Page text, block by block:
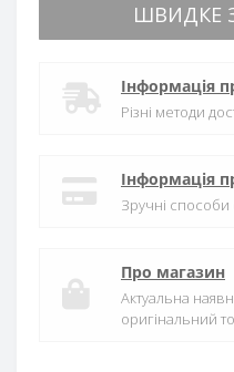
ШВИДКЕ
Інформація
Різні методи
Інформація
Зручні способи
Про магазин
Актуальна
оригінальний